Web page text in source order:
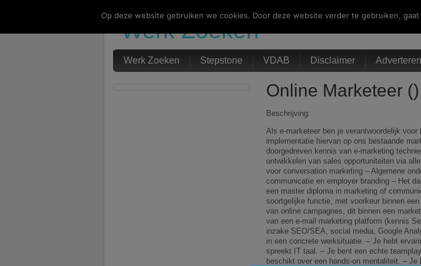
Werk Zoeken
Werk Zoeken Stepstone VDAB Disclaimer Adverteren
Online Marketeer ()
Beschrijving:
Als e-marketeer ben je verantwoordelijk
implementatie hiervan op ons bestaande
doorgedreven kennis van e-marketing
ontwikkelen van sales opportuniteiten via
voor conversation marketing – Algemene
communicatie en employer branding – Het
een master diploma in marketing of
soortgelijke functie, met voorkeur binnen
van online campagnes, dit binnen een
van een e-mail marketing platform (kennis
inzake SEO/SEA, social media, Google
in een concrete werksituatie. – Je hebt
spreekt IT taal. – Je bent een echte
beschikt over een hands-on mentaliteit. –
Op deze website gebruiken we cookies. Door deze website verder te gebruiken,